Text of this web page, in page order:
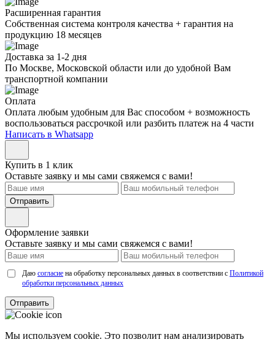
Расширенная гарантия
Собственная система контроля качества + гарантия на
продукцию 18 месяцев
Доставка за 1-2 дня
По Москве, Московской области или до удобной Вам
транспортной компании
Оплата
Оплата любым удобным для Вас способом + возможность
воспользоваться рассрочкой или разбить платеж на 4 части
Написать в Whatsapp
Купить в 1 клик
Оставьте заявку и мы сами свяжемся с вами!
Отправить
Оформление заявки
Оставьте заявку и мы сами свяжемся с вами!
Даю согласие на обработку персональных данных в соответствии с Политикой
обработки персональных данных
Отправить
Мы используем cookie. Это позволит нам анализировать